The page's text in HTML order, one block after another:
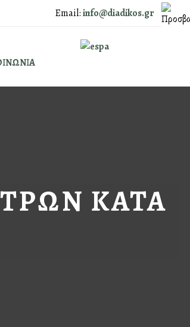
Email:info@diadikos.gr
ΚΑΤΑ